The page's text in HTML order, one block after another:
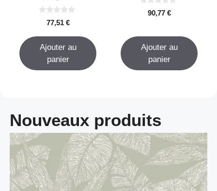
5
77,51 €
Ajouter au
panier
5
90,77 €
Ajouter au
panier
Nouveaux produits